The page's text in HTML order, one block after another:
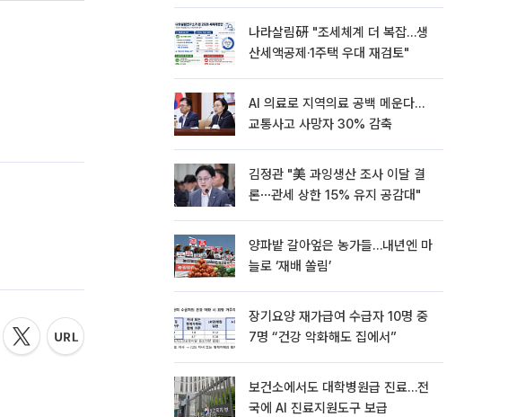
나라살림硏 "조세체계 더 복잡…생
산세액공제·1주택 우대 재검토"
AI 의료로 지역의료 공백 메운다…
교통사고 사망자 30% 감축
김정관 "美 과잉생산 조사 이달 결
론⋯관세 상한 15% 유지 공감대"
양파밭 갈아엎은 농가들…내년엔 마
늘로 ‘재배 쏠림’
장기요양 재가급여 수급자 10명 중
7명 “건강 악화해도 집에서”
보건소에서도 대학병원급 진료…전
국에 AI 진료지원도구 보급